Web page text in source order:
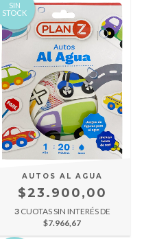
SIN
STOCK
AUTOS AL AGUA
$23.900,00
3 CUOTAS SIN INTERÉS DE
$7.966,67